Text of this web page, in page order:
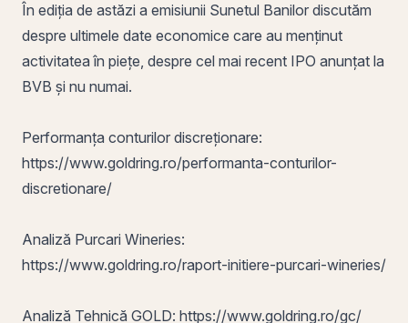
În ediția de astăzi a emisiunii Sunetul Banilor discutăm
despre ultimele date economice care au menținut
activitatea în piețe, despre cel mai recent IPO anunțat la
BVB și nu numai.
Performanța conturilor discreționare:
https://www.goldring.ro/performanta-conturilor-
discretionare/
Analiză Purcari Wineries:
https://www.goldring.ro/raport-initiere-purcari-wineries/
Analiză Tehnică GOLD: https://www.goldring.ro/gc/